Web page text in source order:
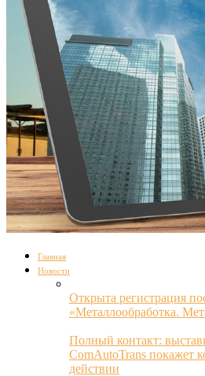
Главная
Новости
Открыта регистрация
«Металлообработка.
Полный контакт:
ComAutoTrans покажет
действии